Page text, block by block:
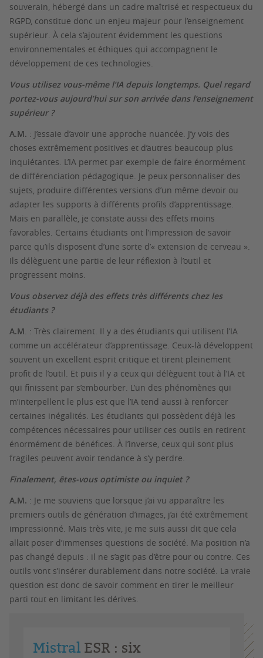
souverain, hébergé dans un cadre maîtrisé et respectueux du
RGPD, constitue donc un enjeu majeur pour l’enseignement
supérieur. À cela s’ajoutent évidemment les questions
environnementales et éthiques qui accompagnent le
développement de ces technologies.
Vous utilisez vous-même l’IA depuis longtemps. Quel regard
portez-vous aujourd’hui sur son arrivée dans l’enseignement
supérieur ?
A.M. : J’essaie d’avoir une approche nuancée. J’y vois des
choses extrêmement positives et d’autres beaucoup plus
inquiétantes. L’IA permet par exemple de faire énormément
de différenciation pédagogique. Je peux personnaliser des
sujets, produire différentes versions d’un même devoir ou
adapter les supports à différents profils d’apprentissage.
Mais en parallèle, je constate aussi des effets moins
favorables. Certains étudiants ont l’impression de savoir
parce qu’ils disposent d’une sorte d’« extension de cerveau ».
Ils délèguent une partie de leur réflexion à l’outil et
progressent moins.
Vous observez déjà des effets très différents chez les
étudiants ?
A.M. : Très clairement. Il y a des étudiants qui utilisent l’IA
comme un accélérateur d’apprentissage. Ceux-là développent
souvent un excellent esprit critique et tirent pleinement
profit de l’outil. Et puis il y a ceux qui délèguent tout à l’IA et
qui finissent par s’embourber. L’un des phénomènes qui
m’interpellent le plus est que l’IA tend aussi à renforcer
certaines inégalités. Les étudiants qui possèdent déjà les
compétences nécessaires pour utiliser ces outils en retirent
énormément de bénéfices. À l’inverse, ceux qui sont plus
fragiles peuvent avoir tendance à s’y perdre.
Finalement, êtes-vous optimiste ou inquiet ?
A.M. : Je me souviens que lorsque j’ai vu apparaître les
premiers outils de génération d’images, j’ai été extrêmement
impressionné. Mais très vite, je me suis aussi dit que cela
allait poser d’immenses questions de société. Ma position n’a
pas changé depuis : il ne s’agit pas d’être pour ou contre. Ces
outils vont s’insérer durablement dans notre société. La vraie
question est donc de savoir comment en tirer le meilleur
parti tout en limitant les dérives.
Mistral ESR : six